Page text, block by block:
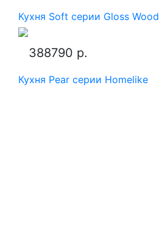
Кухня Soft серии Gloss Wood
388790 р.
Кухня Pear серии Homelike